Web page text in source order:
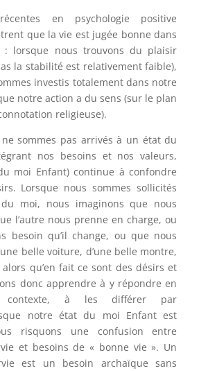
en psychologie positive
que la vie est jugée bonne dans
: lorsque nous trouvons du plaisir
la stabilité est relativement faible),
investis totalement dans notre
notre action a du sens (sur le plan
religieuse).
sommes pas arrivés à un état du
nos besoins et nos valeurs,
du moi Enfant) continue à confondre
Lorsque nous sommes sollicités
moi, nous imaginons que nous
l’autre nous prenne en charge, ou
besoin qu’il change, ou que nous
belle voiture, d’une belle montre,
qu’en fait ce sont des désirs et
donc apprendre à y répondre en
contexte, à les différer par
notre état du moi Enfant est
risquons une confusion entre
et besoins de « bonne vie ». Un
est un besoin archaïque sans